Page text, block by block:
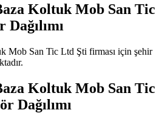
Koltuk Mob San Tic
Mob San Tic Ltd Şti firması için şehir
Koltuk Mob San Tic
Dağılımı